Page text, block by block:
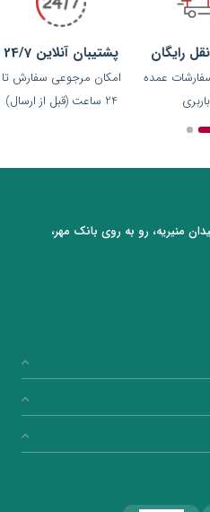
رایگان
عمده
پشتیبان آنلاین 24/7
امکان مرجوعی سفارش تا
24 ساعت (قبل از ارسال)
منیریه، رو به روی بانک مهر،